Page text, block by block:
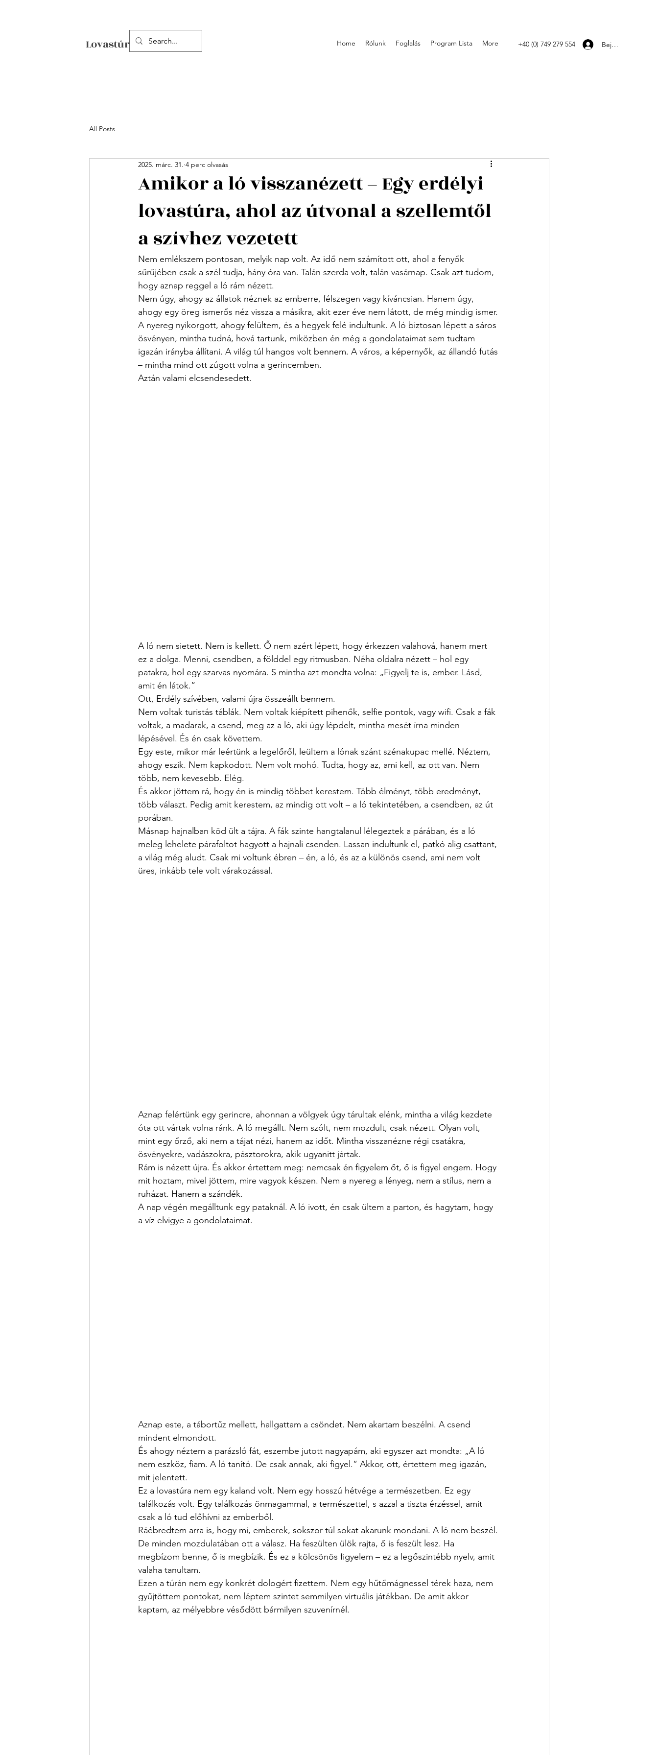
Lovastúrák Erdélyben Home Rólunk Foglalás Program Lista More +40 (0) 749 279 554 Bejelentkezés
All Posts
Amikor a ló visszanézett – Egy erdélyi
lovastúra, ahol az útvonal a szellemtől
a szívhez vezetett
2025. márc. 31. 4 perc olvasás
Nem emlékszem pontosan, melyik nap volt. Az idő nem számított ott, ahol a fenyők
sűrűjében csak a szél tudja, hány óra van. Talán szerda volt, talán vasárnap. Csak azt tudom,
hogy aznap reggel a ló rám nézett.
Nem úgy, ahogy az állatok néznek az emberre, félszegen vagy kíváncsian. Hanem úgy,
ahogy egy öreg ismerős néz vissza a másikra, akit ezer éve nem látott, de még mindig ismer.
A nyereg nyikorgott, ahogy felültem, és a hegyek felé indultunk. A ló biztosan lépett a sáros
ösvényen, mintha tudná, hová tartunk, miközben én még a gondolataimat sem tudtam
igazán irányba állítani. A világ túl hangos volt bennem. A város, a képernyők, az állandó futás
– mintha mind ott zúgott volna a gerincemben.
Aztán valami elcsendesedett.
A ló nem sietett. Nem is kellett. Ő nem azért lépett, hogy érkezzen valahová, hanem mert
ez a dolga. Menni, csendben, a földdel egy ritmusban. Néha oldalra nézett – hol egy
patakra, hol egy szarvas nyomára. S mintha azt mondta volna: „Figyelj te is, ember. Lásd,
amit én látok.”
Ott, Erdély szívében, valami újra összeállt bennem.
Nem voltak turistás táblák. Nem voltak kiépített pihenők, selfie pontok, vagy wifi. Csak a fák
voltak, a madarak, a csend, meg az a ló, aki úgy lépdelt, mintha mesét írna minden
lépésével. És én csak követtem.
Egy este, mikor már leértünk a legelőről, leültem a lónak szánt szénakupac mellé. Néztem,
ahogy eszik. Nem kapkodott. Nem volt mohó. Tudta, hogy az, ami kell, az ott van. Nem
több, nem kevesebb. Elég.
És akkor jöttem rá, hogy én is mindig többet kerestem. Több élményt, több eredményt,
több választ. Pedig amit kerestem, az mindig ott volt – a ló tekintetében, a csendben, az út
porában.
Másnap hajnalban köd ült a tájra. A fák szinte hangtalanul lélegeztek a párában, és a ló
meleg lehelete párafoltot hagyott a hajnali csenden. Lassan indultunk el, patkó alig csattant,
a világ még aludt. Csak mi voltunk ébren – én, a ló, és az a különös csend, ami nem volt
üres, inkább tele volt várakozással.
Aznap felértünk egy gerincre, ahonnan a völgyek úgy tárultak elénk, mintha a világ kezdete
óta ott vártak volna ránk. A ló megállt. Nem szólt, nem mozdult, csak nézett. Olyan volt,
mint egy őrző, aki nem a tájat nézi, hanem az időt. Mintha visszanézne régi csatákra,
ösvényekre, vadászokra, pásztorokra, akik ugyanitt jártak.
Rám is nézett újra. És akkor értettem meg: nemcsak én figyelem őt, ő is figyel engem. Hogy
mit hoztam, mivel jöttem, mire vagyok készen. Nem a nyereg a lényeg, nem a stílus, nem a
ruházat. Hanem a szándék.
A nap végén megálltunk egy pataknál. A ló ivott, én csak ültem a parton, és hagytam, hogy
a víz elvigye a gondolataimat.
Aznap este, a tábortűz mellett, hallgattam a csöndet. Nem akartam beszélni. A csend
mindent elmondott.
És ahogy néztem a parázsló fát, eszembe jutott nagyapám, aki egyszer azt mondta: „A ló
nem eszköz, fiam. A ló tanító. De csak annak, aki figyel.” Akkor, ott, értettem meg igazán,
mit jelentett.
Ez a lovastúra nem egy kaland volt. Nem egy hosszú hétvége a természetben. Ez egy
találkozás volt. Egy találkozás önmagammal, a természettel, s azzal a tiszta érzéssel, amit
csak a ló tud előhívni az emberből.
Ráébredtem arra is, hogy mi, emberek, sokszor túl sokat akarunk mondani. A ló nem beszél.
De minden mozdulatában ott a válasz. Ha feszülten ülök rajta, ő is feszült lesz. Ha
megbízom benne, ő is megbízik. És ez a kölcsönös figyelem – ez a legőszintébb nyelv, amit
valaha tanultam.
Ezen a túrán nem egy konkrét dologért fizettem. Nem egy hűtőmágnessel térek haza, nem
gyűjtöttem pontokat, nem léptem szintet semmilyen virtuális játékban. De amit akkor
kaptam, az mélyebbre vésődött bármilyen szuvenírnél.